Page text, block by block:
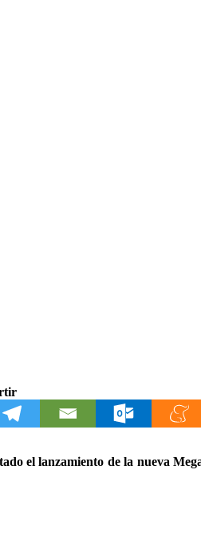
el lanzamiento de la nueva